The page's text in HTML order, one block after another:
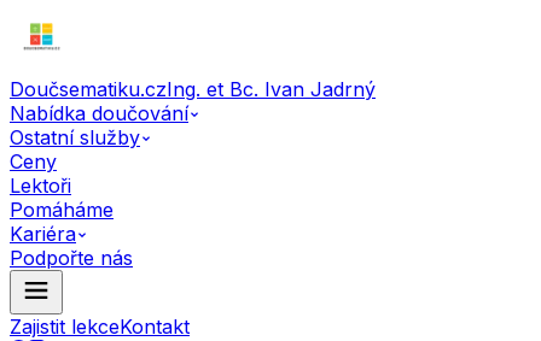
Doučsematiku.czIng. et Bc. Ivan Jadrný
Nabídka doučování
Ostatní služby
Ceny
Lektoři
Pomáháme
Kariéra
Podpořte nás
Zajistit lekceKontakt